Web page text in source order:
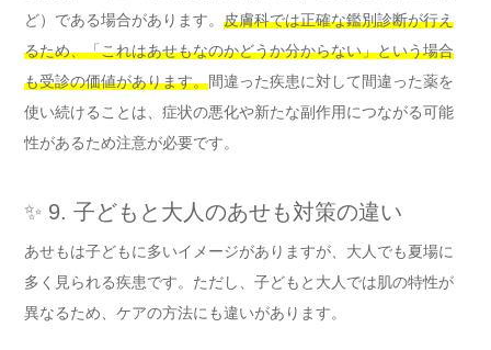
ど）である場合があります。 皮膚科では正確な鑑別診断が行え
るため、「これはあせもなのかどうか分からない」という場合
も受診の価値があります。間違った疾患に対して間違った薬を
使い続けることは、症状の悪化や新たな副作用につながる可能
性があるため注意が必要です。
✨ 9. 子どもと大人のあせも対策の違い
あせもは子どもに多いイメージがありますが、大人でも夏場に
多く見られる疾患です。ただし、子どもと大人では肌の特性が
異なるため、ケアの方法にも違いがあります。